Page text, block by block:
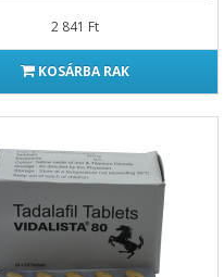
2 841 Ft
KOSÁRBA RAK